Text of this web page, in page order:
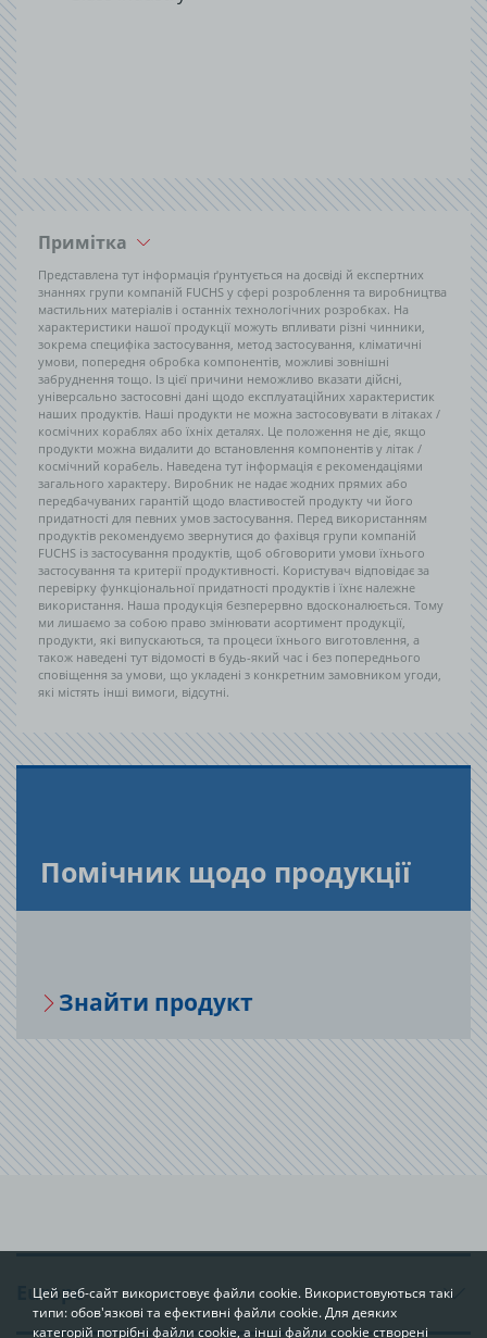
Цей веб-сайт використовує файли cookie. Використовуються такі
типи: обов'язкові та ефективні файли cookie. Для деяких
категорій потрібні файли cookie, а інші файли cookie створені
Примітка
Представлена тут інформація ґрунтується на досвіді й експертних
знаннях групи компаній FUCHS у сфері розроблення та виробництва
мастильних матеріалів і останніх технологічних розробках. На
характеристики нашої продукції можуть впливати різні чинники,
зокрема специфіка застосування, метод застосування, кліматичні
умови, попередня обробка компонентів, можливі зовнішні
забруднення тощо. Із цієї причини неможливо вказати дійсні,
універсально застосовні дані щодо експлуатаційних характеристик
наших продуктів. Наші продукти не можна застосовувати в літаках /
космічних кораблях або їхніх деталях. Це положення не діє, якщо
продукти можна видалити до встановлення компонентів у літак /
космічний корабель. Наведена тут інформація є рекомендаціями
загального характеру. Виробник не надає жодних прямих або
передбачуваних гарантій щодо властивостей продукту чи його
придатності для певних умов застосування. Перед використанням
продуктів рекомендуємо звернутися до фахівця групи компаній
FUCHS із застосування продуктів, щоб обговорити умови їхнього
застосування та критерії продуктивності. Користувач відповідає за
перевірку функціональної придатності продуктів і їхнє належне
використання. Наша продукція безперервно вдосконалюється. Тому
ми лишаємо за собою право змінювати асортимент продукції,
продукти, які випускаються, та процеси їхнього виготовлення, а
також наведені тут відомості в будь-який час і без попереднього
сповіщення за умови, що укладені з конкретним замовником угоди,
які містять інші вимоги, відсутні.
По­мі­чник щодо про­ду­кції
Зна­йти про­дукт
Europe